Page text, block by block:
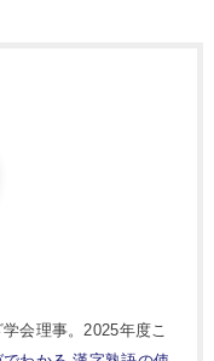
会理事。2025年度こ